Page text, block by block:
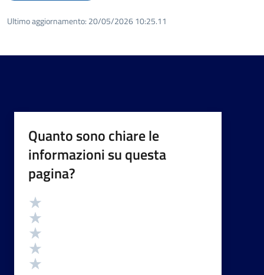
Ultimo aggiornamento: 20/05/2026 10:25.11
Quanto sono chiare le
informazioni su questa
pagina?
Valutazione